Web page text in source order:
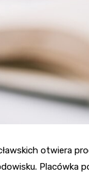
otwiera
Placówka